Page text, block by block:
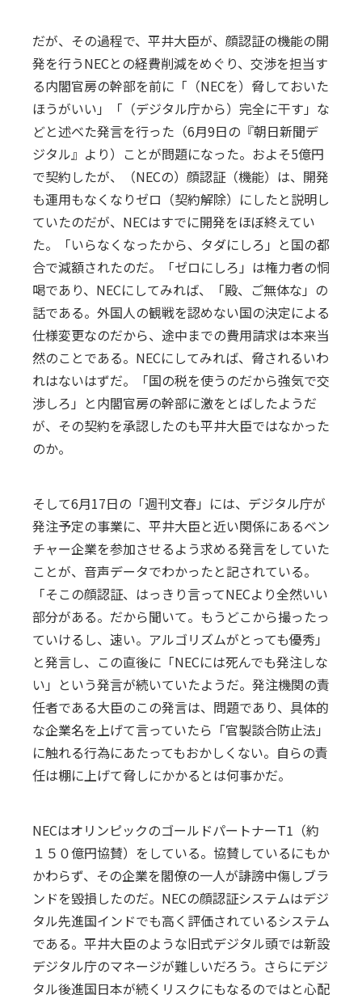
だが、その過程で、平井大臣が、顔認証の機能の開
発を行うNECとの経費削減をめぐり、交渉を担当す
る内閣官房の幹部を前に「（NECを）脅しておいた
ほうがいい」「（デジタル庁から）完全に干す」な
どと述べた発言を行った（6月9日の『朝日新聞デ
ジタル』より）ことが問題になった。およそ5億円
で契約したが、（NECの）顔認証（機能）は、開発
も運用もなくなりゼロ（契約解除）にしたと説明し
ていたのだが、NECはすでに開発をほぼ終えてい
た。「いらなくなったから、タダにしろ」と国の都
合で減額されたのだ。「ゼロにしろ」は権力者の恫
喝であり、NECにしてみれば、「殿、ご無体な」の
話である。外国人の観戦を認めない国の決定による
仕様変更なのだから、途中までの費用請求は本来当
然のことである。NECにしてみれば、脅されるいわ
れはないはずだ。「国の税を使うのだから強気で交
渉しろ」と内閣官房の幹部に激をとばしたようだ
が、その契約を承認したのも平井大臣ではなかった
のか。
そして6月17日の「週刊文春」には、デジタル庁が
発注予定の事業に、平井大臣と近い関係にあるベン
チャー企業を参加させるよう求める発言をしていた
ことが、音声データでわかったと記されている。
「そこの顔認証、はっきり言ってNECより全然いい
部分がある。だから聞いて。もうどこから撮ったっ
ていけるし、速い。アルゴリズムがとっても優秀」
と発言し、この直後に「NECには死んでも発注しな
い」という発言が続いていたようだ。発注機関の責
任者である大臣のこの発言は、問題であり、具体的
な企業名を上げて言っていたら「官製談合防止法」
に触れる行為にあたってもおかしくない。自らの責
任は棚に上げて脅しにかかるとは何事かだ。
NECはオリンピックのゴールドパートナーT1（約
１５０億円協賛）をしている。協賛しているにもか
かわらず、その企業を閣僚の一人が誹謗中傷しブラ
ンドを毀損したのだ。NECの顔認証システムはデジ
タル先進国インドでも高く評価されているシステム
である。平井大臣のような旧式デジタル頭では新設
デジタル庁のマネージが難しいだろう。さらにデジ
タル後進国日本が続くリスクにもなるのではと心配